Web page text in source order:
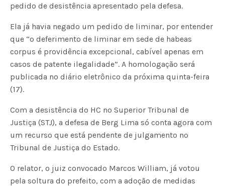
pedido de desistência apresentado pela defesa.
Ela já havia negado um pedido de liminar, por entender
que “o deferimento de liminar em sede de habeas
corpus é providência excepcional, cabível apenas em
casos de patente ilegalidade”. A homologação será
publicada no diário eletrônico da próxima quinta-feira
(17).
Com a desistência do HC no Superior Tribunal de
Justiça (STJ), a defesa de Berg Lima só conta agora com
um recurso que está pendente de julgamento no
Tribunal de Justiça do Estado.
O relator, o juiz convocado Marcos William, já votou
pela soltura do prefeito, com a adoção de medidas